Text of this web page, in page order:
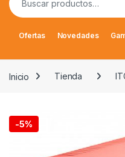
Ofertas Novedades
Inicio Tienda
-5%